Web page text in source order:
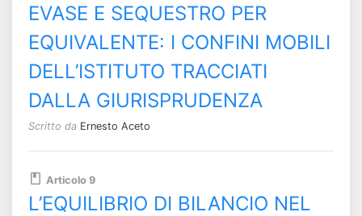
EVASE E SEQUESTRO PER
EQUIVALENTE: I CONFINI MOBILI
DELL’ISTITUTO TRACCIATI
DALLA GIURISPRUDENZA
Scritto da Ernesto Aceto
Articolo 9
L’EQUILIBRIO DI BILANCIO NEL